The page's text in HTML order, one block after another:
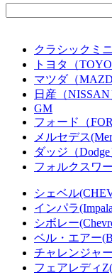
クラシックミ
トヨタ（
マツダ（
日産（NISSAN
GM
フォード（
メルセデス
ダッジ（Dodge
フォルクスワ
シェベル
インパラ
シボレー
ベル・エアー
チャレンジャー
フェアレディ